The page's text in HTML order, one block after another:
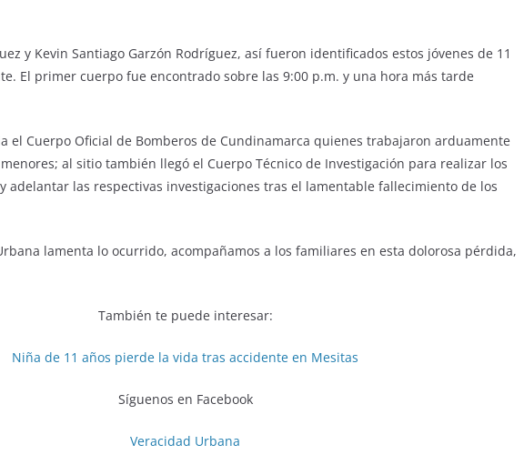
y Kevin Santiago Garzón Rodríguez, así fueron identificados estos jóvenes de 11
El primer cuerpo fue encontrado sobre las 9:00 p.m. y una hora más tarde
el Cuerpo Oficial de Bomberos de Cundinamarca quienes trabajaron arduamente
al sitio también llegó el Cuerpo Técnico de Investigación para realizar los
adelantar las respectivas investigaciones tras el lamentable fallecimiento de los
lamenta lo ocurrido, acompañamos a los familiares en esta dolorosa pérdida,
También te puede interesar:
Niña de 11 años pierde la vida tras accidente en Mesitas
Síguenos en Facebook
Veracidad Urbana